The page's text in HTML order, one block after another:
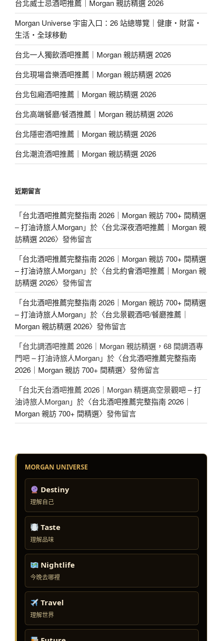
台北威士忌酒吧推薦｜Morgan 親訪精選 2026
Morgan Universe 宇宙入口：26 站總導覽｜健康・財富・
生活・全球移動
台北一人獨飲酒吧推薦｜Morgan 親訪精選 2026
台北現場音樂酒吧推薦｜Morgan 親訪精選 2026
台北包廂酒吧推薦｜Morgan 親訪精選 2026
台北高端餐廳/餐酒推薦｜Morgan 親訪精選 2026
台北隱密酒吧推薦｜Morgan 親訪精選 2026
台北潮流酒吧推薦｜Morgan 親訪精選 2026
近期留言
「台北酒吧推薦完整指南 2026｜Morgan 親訪 700+ 間精選
– 打油诗旅人Morgan」於〈台北深夜酒吧推薦｜Morgan 親
訪精選 2026〉發佈留言
「台北酒吧推薦完整指南 2026｜Morgan 親訪 700+ 間精選
– 打油诗旅人Morgan」於〈台北約會酒吧推薦｜Morgan 親
訪精選 2026〉發佈留言
「台北酒吧推薦完整指南 2026｜Morgan 親訪 700+ 間精選
– 打油诗旅人Morgan」於〈台北景觀酒吧/餐廳推薦｜
Morgan 親訪精選 2026〉發佈留言
「台北調酒吧推薦 2026｜Morgan 親訪精選，68 間調酒專
門吧 – 打油诗旅人Morgan」於〈台北酒吧推薦完整指南
2026｜Morgan 親訪 700+ 間精選〉發佈留言
「台北天台酒吧推薦 2026｜Morgan 精選高空景觀吧 – 打
油诗旅人Morgan」於〈台北酒吧推薦完整指南 2026｜
Morgan 親訪 700+ 間精選〉發佈留言
MORGAN UNIVERSE
Destiny
理解自己
Taste
理解品味
Nightlife
今晚去哪裡
Travel
理解世界